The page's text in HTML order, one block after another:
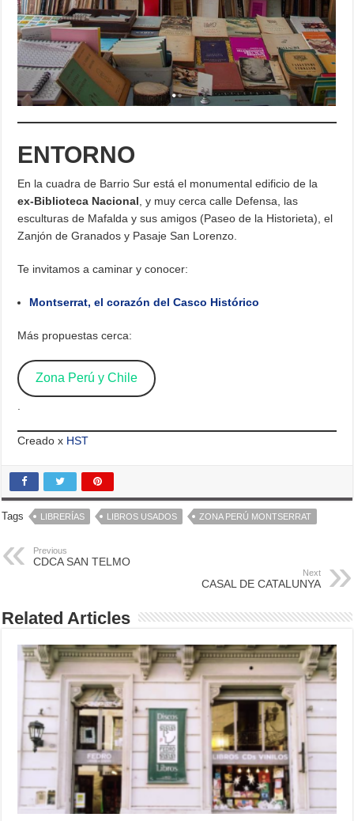
ENTORNO
En la cuadra de Barrio Sur está el monumental edificio de la
ex-Biblioteca Nacional , y muy cerca calle Defensa, las
esculturas de Mafalda y sus amigos (Paseo de la Historieta), el
Zanjón de Granados y Pasaje San Lorenzo.
Te invitamos a caminar y conocer:
Montserrat, el corazón del Casco Histórico
Más propuestas cerca:
Zona Perú y Chile
Creado x HST
Tags LIBRERÍAS LIBROS USADOS ZONA PERÚ MONTSERRAT
Previous
CDCA SAN TELMO
Next
CASAL DE CATALUNYA
Related Articles